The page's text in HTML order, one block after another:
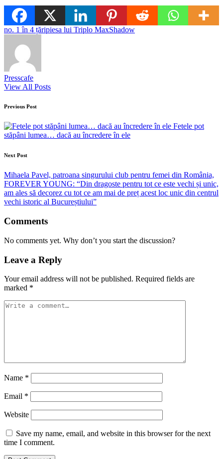
Tags:
no. 1 în 4 țăripiesa lui Triplo MaxShadow
Presscafe
View All Posts
Post
navigation
Previous Post
Fetele pot
stăpâni lumea… dacă au încredere în ele
Next Post
Mihaela Pavel, patroana singurului club pentru femei din România,
FOREVER YOUNG: “Din dragoste pentru tot ce este vechi și unic,
am ales să decorez cu tot ce am mai de preț acest loc unic din centrul
vechi istoric al Bucureștiului”
Comments
No comments yet. Why don’t you start the discussion?
Leave a Reply
Your email address will not be published. Required fields are
marked *
Name *
Email *
Website
Save my name, email, and website in this browser for the next
time I comment.